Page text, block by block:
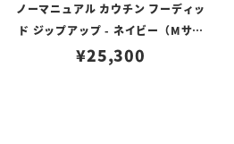
ノーマニュアル カウチン フーディッ
ド ジップアップ - ネイビー（Mサイ
ズ）
¥25,300